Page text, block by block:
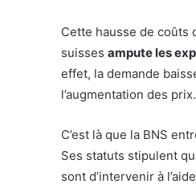
Cette hausse de coûts
suisses ampute les
effet, la demande
l’augmentation des prix.
C’est là que la BNS
Ses statuts stipulent
sont d’intervenir à